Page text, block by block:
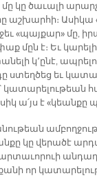
կը ծա­ւա­լի
աշ­խար­հի։ Ա­սի­կա
«պայ­քար» մը,
մըն է։ Եւ
կ՚ը­նէ,
ստեղ­ծեց եւ
կա­տա­րե­լու­թեան
ա՛յս է «կեան­քը
կը վե­րա­ծէ
որ